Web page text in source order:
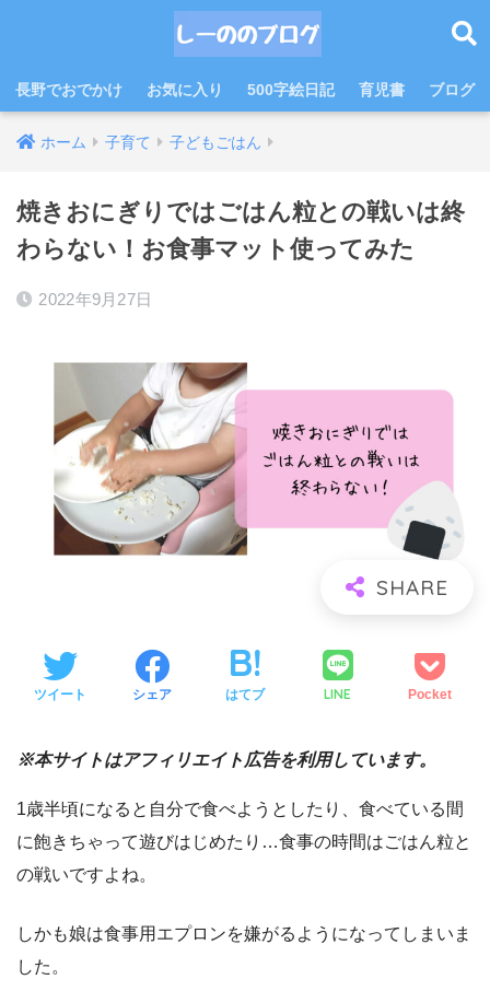
長野でおでかけ お気に入り 500字絵日記 育児書 ブログ
ホーム 子育て 子どもごはん
焼きおにぎりではごはん粒との戦いは終
わらない！お食事マット使ってみた
2022年9月27日
ツイート シェア はてブ LINE Pocket
※本サイトはアフィリエイト広告を利用しています。
1歳半頃になると自分で食べようとしたり、食べている間
に飽きちゃって遊びはじめたり…食事の時間はごはん粒と
の戦いですよね。
しかも娘は食事用エプロンを嫌がるようになってしまいま
した。